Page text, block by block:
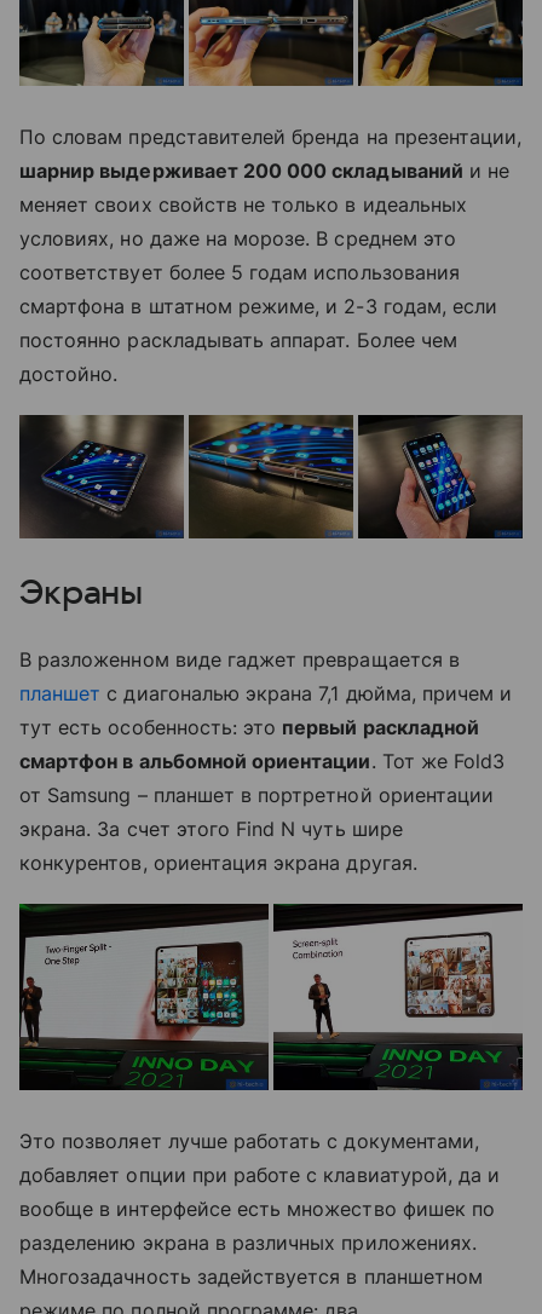
По словам представителей бренда на презентации,
шарнир выдерживает 200 000 складываний и не
меняет своих свойств не только в идеальных
условиях, но даже на морозе. В среднем это
соответствует более 5 годам использования
смартфона в штатном режиме, и 2-3 годам, если
постоянно раскладывать аппарат. Более чем
достойно.
Экраны
В разложенном виде гаджет превращается в
планшет с диагональю экрана 7,1 дюйма, причем и
тут есть особенность: это первый раскладной
смартфон в альбомной ориентации. Тот же Fold3
от Samsung – планшет в портретной ориентации
экрана. За счет этого Find N чуть шире
конкурентов, ориентация экрана другая.
Это позволяет лучше работать с документами,
добавляет опции при работе с клавиатурой, да и
вообще в интерфейсе есть множество фишек по
разделению экрана в различных приложениях.
Многозадачность задействуется в планшетном